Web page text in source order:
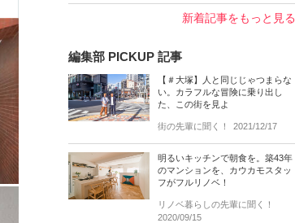
新着記事をもっと見る
編集部 PICKUP 記事
【＃大塚】人と同じじゃつまらな
い。カラフルな冒険に乗り出し
た、この街を見よ
街の先輩に聞く！ 2021/12/17
明るいキッチンで朝食を。築43年
のマンションを、カウカモスタッ
フがフルリノベ！
リノベ暮らしの先輩に聞く！
2020/09/15